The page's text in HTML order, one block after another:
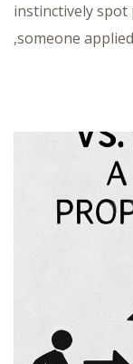
instinctively
someone